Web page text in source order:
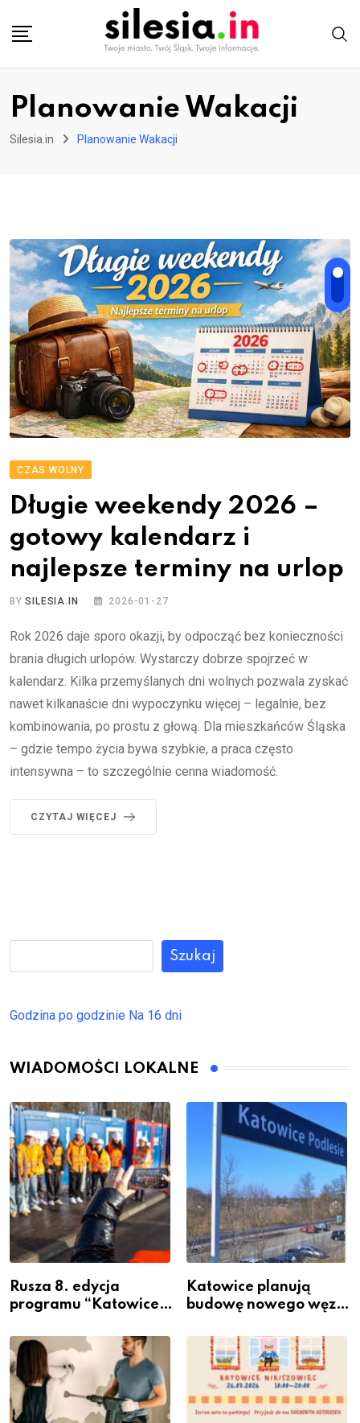
Planowanie Wakacji
Silesia.in Planowanie Wakacji
CZAS WOLNY
Długie weekendy 2026 –
gotowy kalendarz i
najlepsze terminy na urlop
BYSILESIA.IN 2026-01-27
Rok 2026 daje sporo okazji, by odpocząć bez konieczności
brania długich urlopów. Wystarczy dobrze spojrzeć w
kalendarz. Kilka przemyślanych dni wolnych pozwala zyskać
nawet kilkanaście dni wypoczynku więcej – legalnie, bez
kombinowania, po prostu z głową. Dla mieszkańców Śląska
– gdzie tempo życia bywa szybkie, a praca często
intensywna – to szczególnie cenna wiadomość.
CZYTAJ WIĘCEJ
Szukaj
Godzina po godzinie Na 16 dni
WIADOMOŚCI LOKALNE
Rusza 8. edycja
programu “Katowice
– nabór dla
przedsiębiorców
Katowice planują
budowę nowego węzła
Podlesiu